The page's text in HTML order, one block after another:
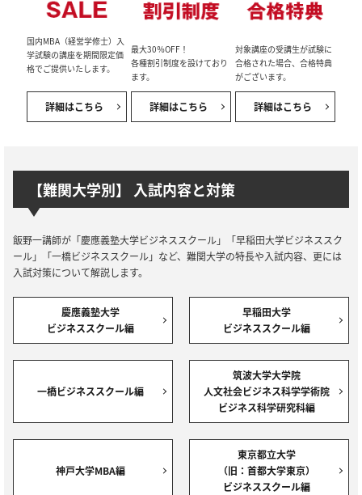
国内MBA（経営学修士）入
学試験の講座を期間限定価
格でご提供いたします。
詳細はこちら
最大30％OFF！
各種割引制度を設けており
ます。
詳細はこちら
対象講座の受講生が試験に
合格された場合、合格特典
がございます。
詳細はこちら
【難関大学別】 入試内容と対策
飯野一講師が「慶應義塾大学ビジネススクール」「早稲田大学ビジネススク
ール」「一橋ビジネススクール」など、難関大学の特長や入試内容、更には
入試対策について解説します。
慶應義塾大学
ビジネススクール編
早稲田大学
ビジネススクール編
一橋ビジネススクール編
筑波大学大学院
人文社会ビジネス科学学術院
ビジネス科学研究科編
神戸大学MBA編
東京都立大学
（旧：首都大学東京）
ビジネススクール編